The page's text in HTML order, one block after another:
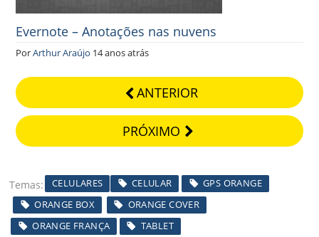
Evernote – Anotações nas nuvens
PorArthur Araújo 14 anos atrás
ANTERIOR
PRÓXIMO
Temas CELULARES CELULAR
GPS ORANGE
ORANGE BOX
ORANGE COVER
ORANGE FRANÇA
TABLET